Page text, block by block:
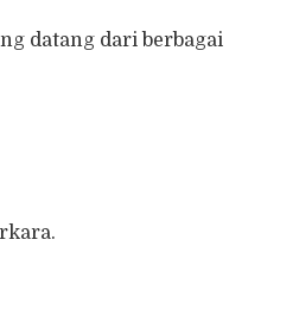
datang dari berbagai